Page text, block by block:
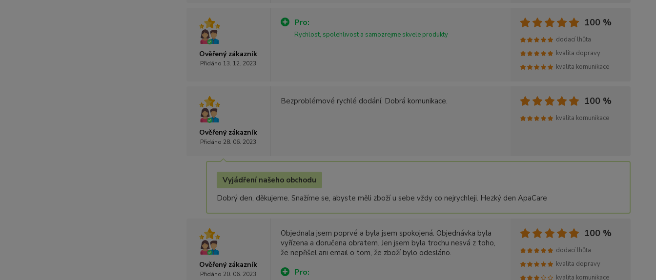
Ověřený zákazník
Přidáno 13. 12. 2023
Pro:
Rychlost, spolehlivost a samozrejme skvele produkty
100 %
dodací lhůta
kvalita dopravy
kvalita komunikace
Ověřený zákazník
Přidáno 28. 06. 2023
Bezproblémové rychlé dodání. Dobrá komunikace. 100 %
kvalita komunikace
Vyjádření našeho obchodu
Dobrý den, děkujeme. Snažíme se, abyste měli zboží u sebe vždy co nejrychleji. Hezký den ApaCare
Ověřený zákazník
Přidáno 20. 06. 2023
Objednala jsem poprvé a byla jsem spokojená. Objednávka byla
vyřízena a doručena obratem. Jen jsem byla trochu nesvá z toho,
že nepřišel ani email o tom, že zboží bylo odesláno.
Pro:
100 %
dodací lhůta
kvalita dopravy
kvalita komunikace